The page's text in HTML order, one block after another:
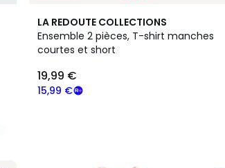
LA REDOUTE COLLECTIONS
Ensemble 2 pièces, T-shirt manches
courtes et short
15,99 €
19,99 €